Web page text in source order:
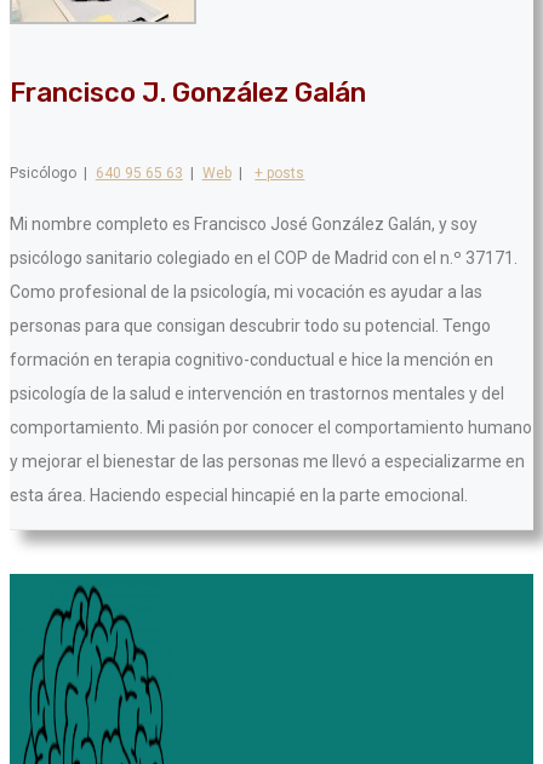
Francisco J. González Galán
Psicólogo 640 95 65 63 Web + posts
Mi nombre completo es Francisco José González Galán, y soy
psicólogo sanitario colegiado en el COP de Madrid con el n.º 37171.
Como profesional de la psicología, mi vocación es ayudar a las
personas para que consigan descubrir todo su potencial. Tengo
formación en terapia cognitivo-conductual e hice la mención en
psicología de la salud e intervención en trastornos mentales y del
comportamiento. Mi pasión por conocer el comportamiento humano
y mejorar el bienestar de las personas me llevó a especializarme en
esta área. Haciendo especial hincapié en la parte emocional.